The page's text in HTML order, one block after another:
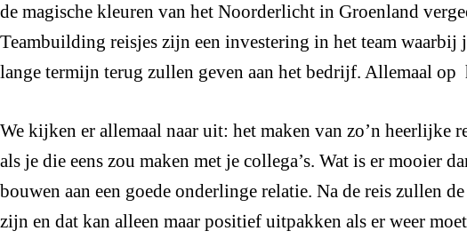
de magische kleuren van het Noorderlicht in Groenland
Teambuilding reisjes zijn een investering in het team waarbij
lange termijn terug zullen geven aan het bedrijf. Allemaal op
We kijken er allemaal naar uit: het maken van zo’n heerlijke
als je die eens zou maken met je collega’s. Wat is er mooier
bouwen aan een goede onderlinge relatie. Na de reis zullen
zijn en dat kan alleen maar positief uitpakken als er weer